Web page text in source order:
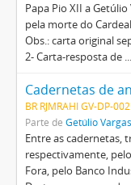
Papa Pio XII a
pela morte do
Obs.: carta original
2- Carta-resposta de ...
Cadernetas de
BR RJMRAHI GV-DP-002
Parte de Getúlio Vargas
Entre as cadernetas,
respectivamente,
Fora, pelo Banco